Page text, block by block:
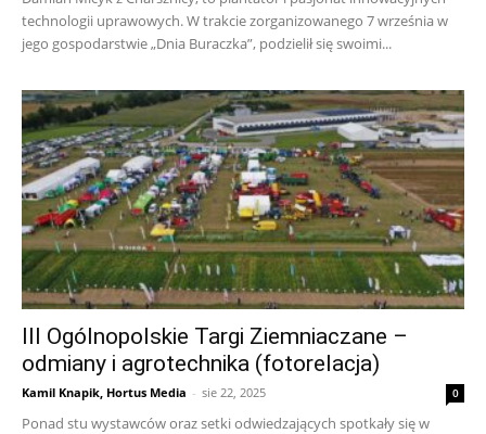
technologii uprawowych. W trakcie zorganizowanego 7 września w
jego gospodarstwie „Dnia Buraczka”, podzielił się swoimi...
III Ogólnopolskie Targi Ziemniaczane –
odmiany i agrotechnika (fotorelacja)
Kamil Knapik, Hortus Media - sie 22, 2025 0
Ponad stu wystawców oraz setki odwiedzających spotkały się w